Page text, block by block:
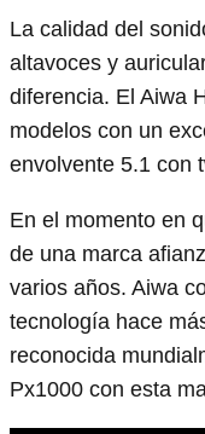
La calidad del
altavoces y
diferencia. El Aiwa
modelos con un
envolvente 5.1 con
En el momento en
de una marca
varios años. Aiwa
tecnología hace
reconocida
Px1000 con esta